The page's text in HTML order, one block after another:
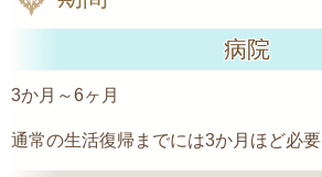
病院
3か月～6ヶ月
通常の生活復帰までには3か月ほど必要